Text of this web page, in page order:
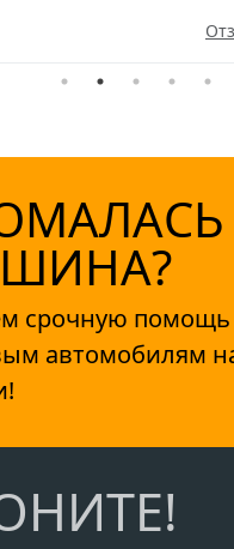
срочную помощь
автомобилям